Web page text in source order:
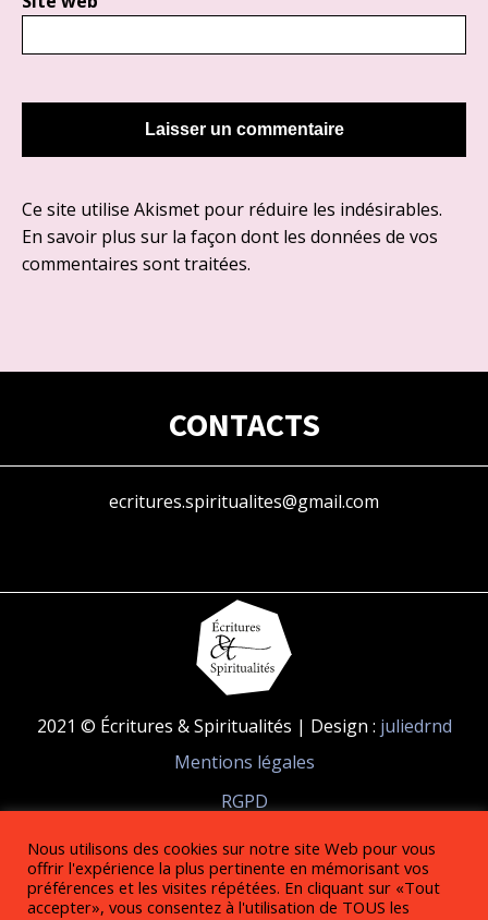
Ce site utilise Akismet pour réduire les indésirables.
En savoir plus sur la façon dont les données de vos
commentaires sont traitées.
CONTACTS
ecritures.spiritualites@gmail.com
2021 © Écritures & Spiritualités | Design : juliedrnd
Mentions légales
RGPD
RÉSEAUX SOCIAUX
Nous utilisons des cookies sur notre site Web pour vous
offrir l'expérience la plus pertinente en mémorisant vos
préférences et les visites répétées. En cliquant sur «Tout
accepter», vous consentez à l'utilisation de TOUS les